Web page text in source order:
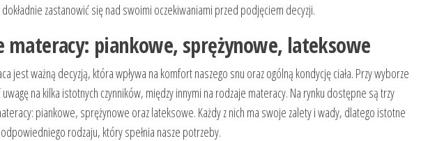
zastanowić się nad swoimi oczekiwaniami przed podjęciem decyzji.
materacy: piankowe, sprężynowe, lateksowe
jest ważną decyzją, która wpływa na komfort naszego snu oraz ogólną kondycję ciała. Przy wyborze
uwagę na kilka istotnych czynników, między innymi na rodzaje materacy. Na rynku dostępne są trzy
piankowe, sprężynowe oraz lateksowe. Każdy z nich ma swoje zalety i wady, dlatego istotne
rodzaju, który spełnia nasze potrzeby.